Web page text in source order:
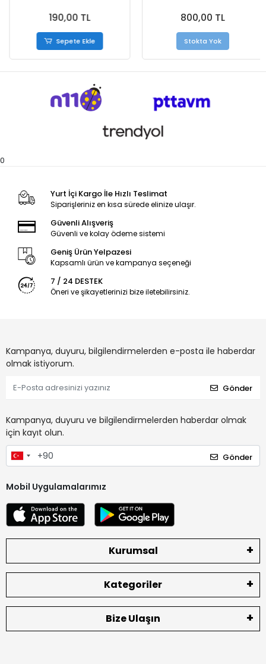
190,00 TL
Sepete Ekle
800,00 TL
Stokta Yok
0
Yurt İçi Kargo İle Hızlı Teslimat
Siparişleriniz en kısa sürede elinize ulaşır.
Güvenli Alışveriş
Güvenli ve kolay ödeme sistemi
Geniş Ürün Yelpazesi
Kapsamlı ürün ve kampanya seçeneği
7 / 24 DESTEK
Öneri ve şikayetlerinizi bize iletebilirsiniz.
Kampanya, duyuru, bilgilendirmelerden e-posta ile haberdar
olmak istiyorum.
Gönder
Kampanya, duyuru ve bilgilendirmelerden haberdar olmak
için kayıt olun.
Gönder
Mobil Uygulamalarımız
Kurumsal
Kategoriler
Bize Ulaşın